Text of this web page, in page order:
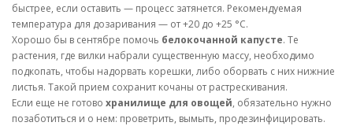
быстрее, если оставить — процесс затянется. Рекомендуемая
температура для дозаривания — от +20 до +25 °C.
Хорошо бы в сентябре помочь белокочанной капусте. Те
растения, где вилки набрали существенную массу, необходимо
подкопать, чтобы надорвать корешки, либо оборвать с них нижние
листья. Такой прием сохранит кочаны от растрескивания.
Если еще не готово хранилище для овощей, обязательно нужно
позаботиться и о нем: проветрить, вымыть, продезинфицировать.